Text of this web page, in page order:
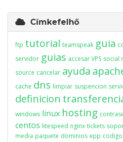
Címkefelhő
ftp tutorial teamspeak guia
servidor guias accesar VPS social
source cancelar ayuda
cache dns limpiar suspencion
definicion
windows linux hosting
centos litespeed nginx tickets
media paquete dominios epp codigo